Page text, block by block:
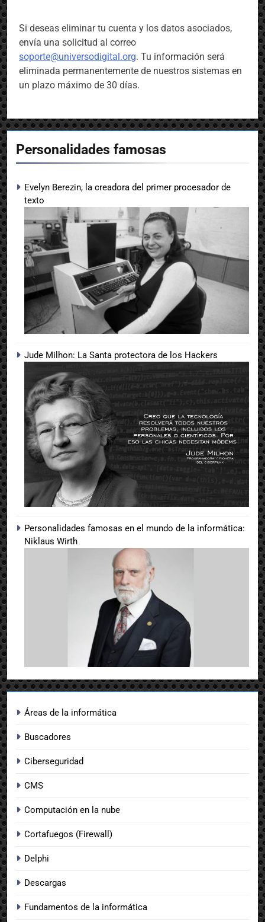
Personalidades famosas
Evelyn Berezin, la creadora del primer procesador de
texto
Jude Milhon: La Santa protectora de los Hackers
Personalidades famosas en el mundo de la informática:
Niklaus Wirth
Áreas de la informática
Buscadores
Ciberseguridad
CMS
Computación en la nube
Cortafuegos (Firewall)
Delphi
Descargas
Fundamentos de la informática
Si deseas eliminar tu cuenta y los datos asociados,
envía una solicitud al correo
soporte@universodigital.org. Tu información será
eliminada permanentemente de nuestros sistemas en
un plazo máximo de 30 días.